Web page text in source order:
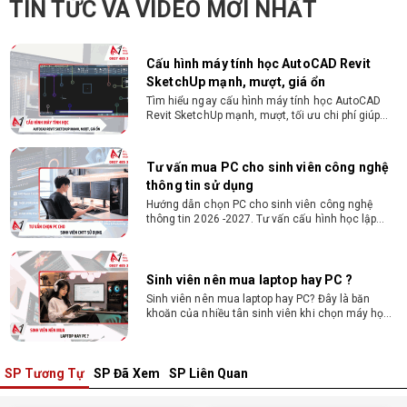
TIN TỨC VÀ VIDEO MỚI NHẤT
Revit SketchUp mạnh, mượt, tối ưu chi phí giúp
Tư vấn mua PC cho sinh viên công nghệ
thông tin sử dụng
Hướng dẫn chọn PC cho sinh viên công nghệ
thông tin 2026 -2027. Tư vấn cấu hình học lập
Sinh viên nên mua laptop hay PC ?
Sinh viên nên mua laptop hay PC? Đây là băn
khoăn của nhiều tân sinh viên khi chọn máy học
tập. Xem ngay phân tích để chọn thiết bị chuẩn
Hình Nào Đáng Tiền?
Tìm laptop sinh viên 15–20 triệu phù hợp ngành
học năm 2026? Khám phá cách chọn cấu hình,
Tổng hợp 7 laptop sinh viên dưới 15 triệu
nên mua
SP Tương Tự SP Đã Xem SP Liên Quan